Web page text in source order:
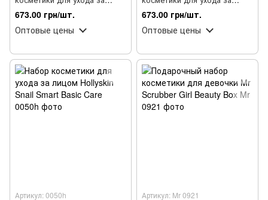
лицом Hollyskin Collagen
Basic Care
673.00 грн/шт.
Оптовые цены
лицом Hollyskin Hyaluronic
Acid Basic Care
673.00 грн/шт.
Оптовые цены
Артикул: 0050h Артикул: Mr 0921